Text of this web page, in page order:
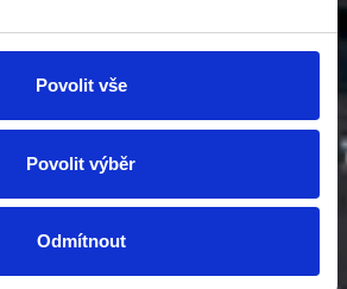
Povolit vše
Povolit výběr
Odmítnout